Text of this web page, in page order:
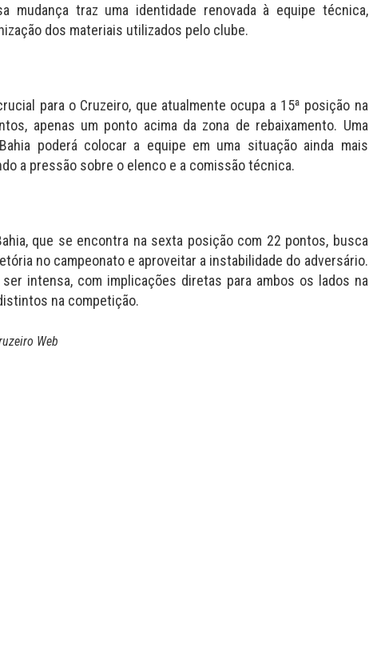
mudança traz uma identidade renovada à equipe técnica,
dos materiais utilizados pelo clube.
para o Cruzeiro, que atualmente ocupa a 15ª posição na
apenas um ponto acima da zona de rebaixamento. Uma
poderá colocar a equipe em uma situação ainda mais
a pressão sobre o elenco e a comissão técnica.
que se encontra na sexta posição com 22 pontos, busca
no campeonato e aproveitar a instabilidade do adversário.
intensa, com implicações diretas para ambos os lados na
na competição.
Web